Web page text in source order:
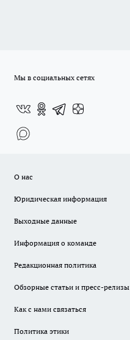
Мы в социальных сетях
О нас
Юридическая информация
Выходные данные
Информация о команде
Редакционная политика
Обзорные статьи и пресс-релизы
Как с нами связаться
Политика этики